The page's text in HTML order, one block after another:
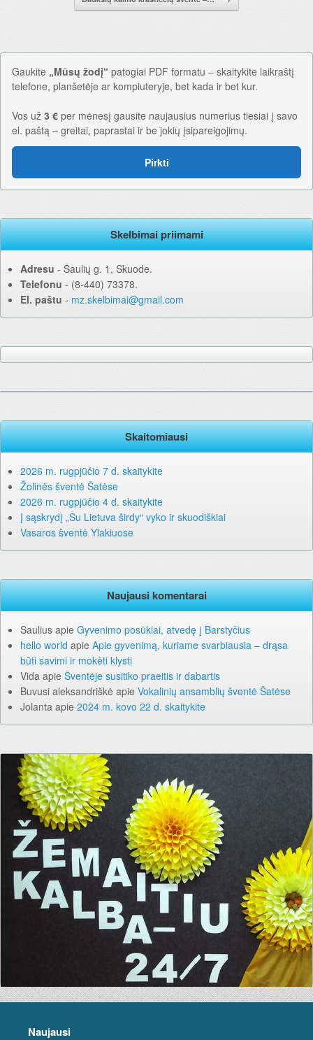
Gaukite „Mūsų žodį“ patogiai PDF formatu – skaitykite laikraštį
telefone, planšetėje ar kompiuteryje, bet kada ir bet kur.
Vos už 3 € per mėnesį gausite naujausius numerius tiesiai į savo
el. paštą – greitai, paprastai ir be jokių įsipareigojimų.
Pirkti
Skelbimai priimami
Adresu ‐ Šaulių g. 1, Skuode.
Telefonu ‐ (8-440) 73378.
El. paštu ‐ mz.skelbimai@gmail.com
Skaitomiausi
2026 m. rugpjūčio 7 d. skaitykite
Žolinės šventė Šatėse
2026 m. rugpjūčio 4 d. skaitykite
Į sąskrydį „Su Lietuva širdy“ vyko ir skuodiškiai
Vasaros šventė Ylakiuose
Naujausi komentarai
Saulius apie Gyvenimo posūkiai, atvedę į Barstyčius
hello world apie Apie gyvenimą, kuriame svarbiausia – drąsa
būti savimi ir mokėti klysti
Vida apie Šventėje susitiko praeitis ir dabartis
Buvusi aleksandriškė apie Vokalinių ansamblių šventė Šatėse
Jolanta apie 2024 m. kovo 22 d. skaitykite
Naujausi